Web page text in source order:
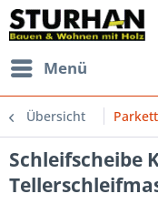
Menü
Übersicht
Schleifscheibe